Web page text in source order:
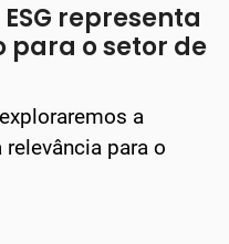
representa
para o setor de
a
relevância para o